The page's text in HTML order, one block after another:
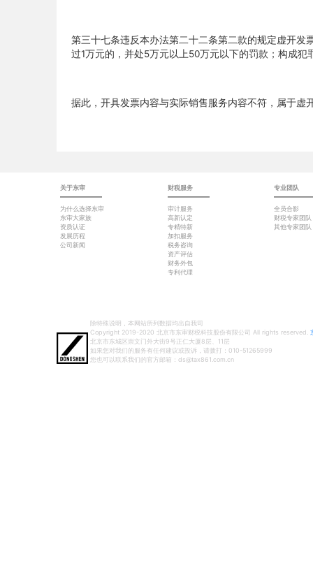
第三十七条违反本办法第二十二条第二款的规定虚开发
过1万元的，并处5万元以上50万元以下的罚款；构成犯
据此，开具发票内容与实际销售服务内容不符，属于虚
关于东审
为什么选择东审
东审大家族
资质认证
发展历程
公司新闻
财税服务
审计服务
高新认定
专精特新
加扣服务
税务咨询
资产评估
财务外包
专利代理
专业团队
全员合影
财税专家团队
其他专家团队
除特殊说明，本网站所列数据均出自我司
Copyright 2019-2020 北京市东审财税科技股份有限公司 All rights reserved.
北京市东城区崇文门外大街9号正仁大厦8层、11层
如果您对我们的服务有任何建议或投诉，请拨打：010-51265999
您也可以联系我们的官方邮箱：ds@tax861.com.cn